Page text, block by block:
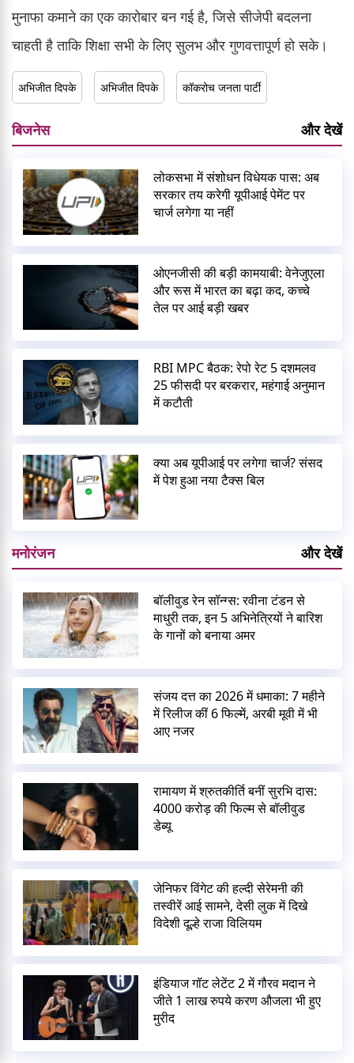
मुनाफा कमाने का एक कारोबार बन गई है, जिसे सीजेपी बदलना
चाहती है ताकि शिक्षा सभी के लिए सुलभ और गुणवत्तापूर्ण हो सके।
अभिजीत दिपके अभिजीत दिपके कॉकरोच जनता पार्टी
बिजनेस और देखें
लोकसभा में संशोधन विधेयक पास: अब
सरकार तय करेगी यूपीआई पेमेंट पर
चार्ज लगेगा या नहीं
ओएनजीसी की बड़ी कामयाबी: वेनेजुएला
और रूस में भारत का बढ़ा कद, कच्चे
तेल पर आई बड़ी खबर
RBI MPC बैठक: रेपो रेट 5 दशमलव
25 फीसदी पर बरकरार, महंगाई अनुमान
में कटौती
क्या अब यूपीआई पर लगेगा चार्ज? संसद
में पेश हुआ नया टैक्स बिल
मनोरंजन और देखें
बॉलीवुड रेन सॉन्ग्स: रवीना टंडन से
माधुरी तक, इन 5 अभिनेत्रियों ने बारिश
के गानों को बनाया अमर
संजय दत्त का 2026 में धमाका: 7 महीने
में रिलीज कीं 6 फिल्में, अरबी मूवी में भी
आए नजर
रामायण में श्रुतकीर्ति बनीं सुरभि दास:
4000 करोड़ की फिल्म से बॉलीवुड
डेब्यू
जेनिफर विंगेट की हल्दी सेरेमनी की
तस्वीरें आई सामने, देसी लुक में दिखे
विदेशी दूल्हे राजा विलियम
इंडियाज गॉट लेटेंट 2 में गौरव मदान ने
जीते 1 लाख रुपये करण औजला भी हुए
मुरीद